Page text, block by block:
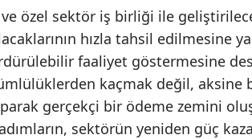
ve özel sektör iş birliği ile
hızla tahsil edilmesine
faaliyet göstermesine
kaçmak değil, aksine
gerçekçi bir ödeme zemini
adımların, sektörün yeniden güç